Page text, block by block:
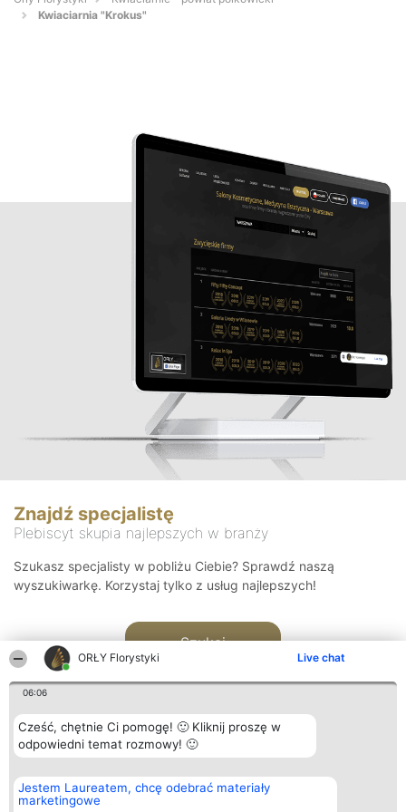
ORŁY Florystyki Live chat
06:06
Cześć, chętnie Ci pomogę! 🙂 Kliknij proszę w
odpowiedni temat rozmowy! 🙂
Jestem Laureatem, chcę odebrać materiały
marketingowe
Kwiaciarnia "Krokus"
Znajdź specjalistę
Plebiscyt skupia najlepszych w branży
Szukasz specjalisty w pobliżu Ciebie? Sprawdź naszą
wyszukiwarkę. Korzystaj tylko z usług najlepszych!
Szukaj
Organizator plebiscytu
Bright Side Solutions sp. z o.
o. sp. k.
Plebiscyt
Laureaci
Kontakt
Kontakt